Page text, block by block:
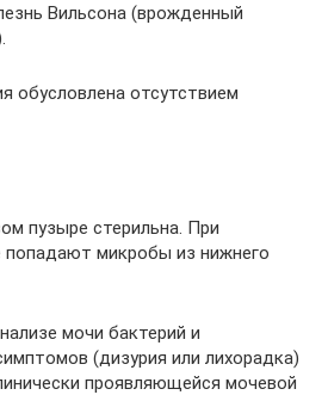
Вильсона (врожденный
обусловлена отсутствием
пузыре стерильна. При
попадают микробы из нижнего
мочи бактерий и
(дизурия или лихорадка)
проявляющейся мочевой